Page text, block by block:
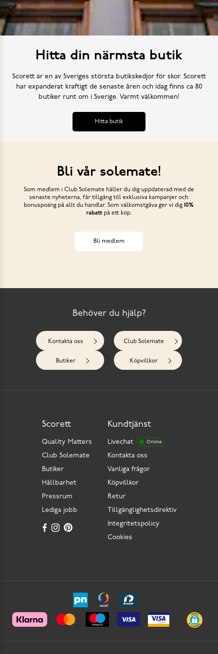
Hitta din närmsta butik
Scorett är en av Sveriges största butikskedjor för skor. Scorett
har expanderat kraftigt de senaste åren och idag finns ca 80
butiker runt om i Sverige. Varmt välkommen!
Hitta butik
Bli vår solemate!
Som medlem i Club Solemate håller du dig uppdaterad med de
senaste nyheterna, får tillgång till exklusiva kampanjer och
bonuspoäng på allt du handlar. Som välkomstgåva ger vi dig 10%
rabattpå ett köp.
Bli medlem
Behöver du hjälp?
Kontakta oss Club Solemate
Butiker Köpvillkor
Kundtjänst
Livechat Online
Kontakta oss
Vanliga frågor
Köpvillkor
Retur
Tillgänglighetsdirektiv
Integritetspolicy
Cookies
Scorett
Quality Matters
Club Solemate
Butiker
Hållbarhet
Pressrum
Lediga jobb